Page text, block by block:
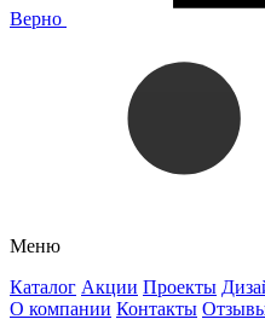
Верно
Меню
Каталог Акции Проекты
О компании Контакты